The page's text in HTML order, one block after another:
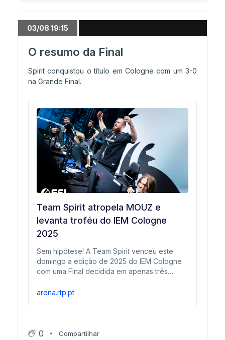
01/08 21:10
MOUZ avança para as meias
01/08 16:20
MongolZ eliminada. NAVI nas meias
01/08 13:43
Temos mapas no NAVI vs MongolZ
01/08 13:38
Hoje: Quartos de Final!
29/07 20:38
Árvore de playoffs definida
29/07 20:37
NAVI avança para os playoffs
03/08 19:15
O resumo da Final
Spirit conquistou o título em Cologne com um 3-0
na Grande Final.
Team Spirit atropela MOUZ e
levanta troféu do IEM Cologne
2025
Sem hipótese! A Team Spirit venceu este
domingo a edição de 2025 do IEM Cologne
com uma Final decidida em apenas três
arena.rtp.pt
0 Compartilhar